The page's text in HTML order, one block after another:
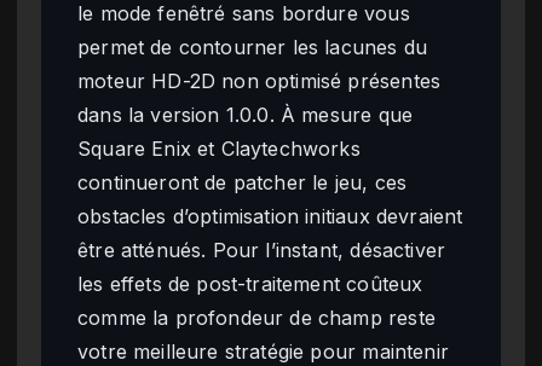
le mode fenêtré sans bordure vous
permet de contourner les lacunes du
moteur HD-2D non optimisé présentes
dans la version 1.0.0. À mesure que
Square Enix et Claytechworks
continueront de patcher le jeu, ces
obstacles d’optimisation initiaux devraient
être atténués. Pour l’instant, désactiver
les effets de post-traitement coûteux
comme la profondeur de champ reste
votre meilleure stratégie pour maintenir